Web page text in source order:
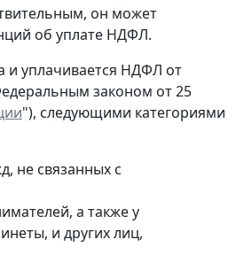
он может
об уплате НДФЛ.
и уплачивается НДФЛ от
законом от 25
"), следующими категориями
не связанных с
а также у
и других лиц,